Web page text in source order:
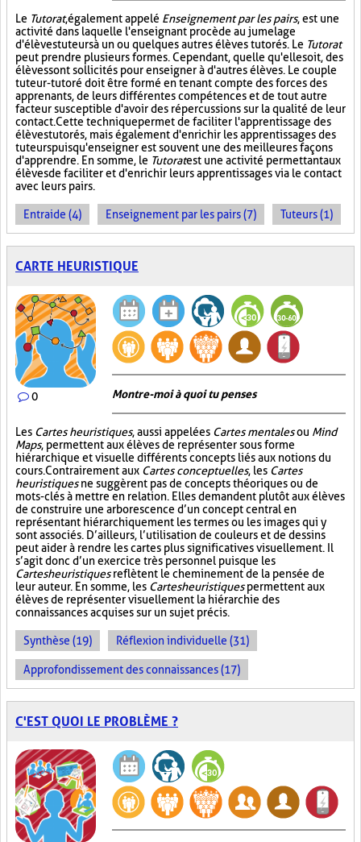
Le Tutorat, également appelé Enseignement par les pairs, est une
activité dans laquelle l'enseignant procède au jumelage
d'élèves tuteurs à un ou quelques autres élèves tutorés. Le Tutorat
peut prendre plusieurs formes. Cependant, quelle qu'elle soit, des
élèves sont sollicités pour enseigner à d'autres élèves. Le couple
tuteur-tutoré doit être formé en tenant compte des forces des
apprenants, de leurs différentes compétences et de tout autre
facteur susceptible d'avoir des répercussions sur la qualité de leur
contact. Cette technique permet de faciliter l'apprentissage des
élèves tutorés, mais également d'enrichir les apprentissages des
tuteurs puisqu'enseigner est souvent une des meilleures façons
d'apprendre. En somme, le Tutoratest une activité permettant aux
élèves de faciliter et d'enrichir leurs apprentissages via le contact
avec leurs pairs.
Entraide (4) Enseignement par les pairs (7) Tuteurs (1)
CARTE HEURISTIQUE
0 Montre-moi à quoi tu penses
Les Cartes heuristiques, aussi appelées Cartes mentalesou Mind
Maps, permettent aux élèves de représenter sous forme
hiérarchique et visuelle différents concepts liés aux notions du
cours. Contrairement aux Cartes conceptuelles, les Cartes
heuristiquesne suggèrent pas de concepts théoriques ou de
mots-clés à mettre en relation. Elles demandent plutôt aux élèves
de construire une arborescence d’un concept central en
représentant hiérarchiquement les termes ou les images qui y
sont associés. D’ailleurs, l’utilisation de couleurs et de dessins
peut aider à rendre les cartes plus significatives visuellement. Il
s’agit donc d’un exercice très personnel puisque les
Cartes heuristiquesreflètent le cheminement de la pensée de
leur auteur. En somme, les Cartes heuristiquespermettent aux
élèves de représenter visuellement la hiérarchie des
connaissances acquises sur un sujet précis.
Synthèse (19) Réflexion individuelle (31)
Approfondissement des connaissances (17)
C'EST QUOI LE PROBLÈME ?